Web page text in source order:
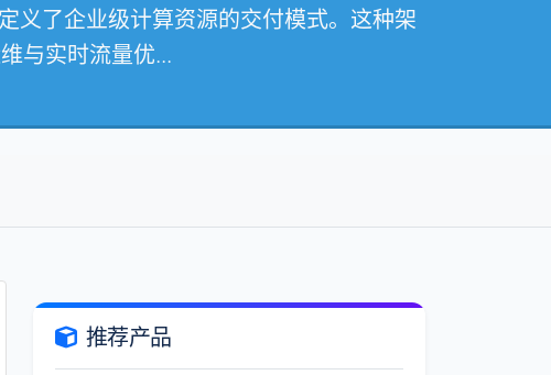
义了企业级计算资源的交付模式。这种架
与实时流量优...
推荐产品